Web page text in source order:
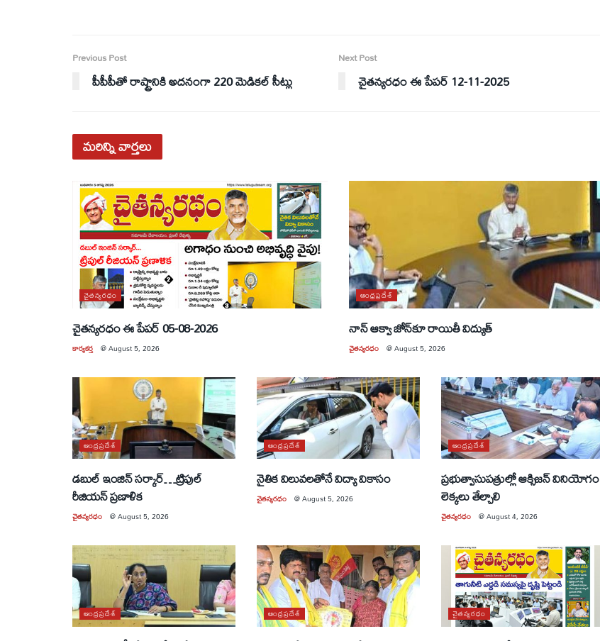
Previous Post
పీపీపీతో రాష్ట్రానికి అదనంగా 220 మెడికల్‌ సీట్లు
Next Post
చైతన్యరధం ఈ పేపర్ 12-11-2025
మరిన్నివార్తలు
చైతన్యరధం
చైతన్యరధం ఈ పేపర్ 05-08-2026
కార్యకర్త @August 5, 2026
ఆంధ్రప్రదేశ్
నాన్ ఆక్వా జోన్‌కూ రాయితీ విద్యుత్
చైతన్యరధం @August 5, 2026
ఆంధ్రప్రదేశ్
డబుల్ ఇంజిన్ సర్కార్…ట్రిపుల్
రీజియన్ ప్రణాళిక
చైతన్యరధం @August 5, 2026
ఆంధ్రప్రదేశ్
నైతిక విలువలతోనే విద్యా వికాసం
చైతన్యరధం @August 5, 2026
ఆంధ్రప్రదేశ్
ప్రభుత్వాసుపత్రుల్లో ఆక్సిజన్ వినియోగం
లెక్కలు తేల్చాలి
చైతన్యరధం @August 4, 2026
ఆంధ్రప్రదేశ్ ఆంధ్రప్రదేశ్ చైతన్యరధం